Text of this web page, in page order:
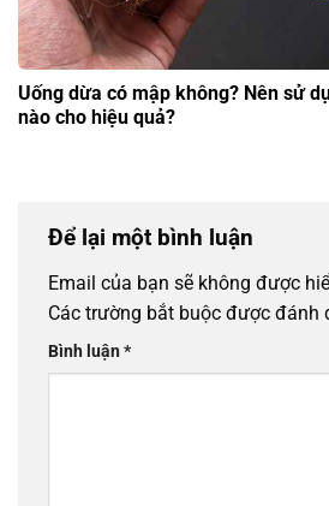
Uống dừa có mập không? Nên sử
nào cho hiệu quả?
Để lại một bình luận
Email của bạn sẽ không được
Các trường bắt buộc được đánh
Bình luận*